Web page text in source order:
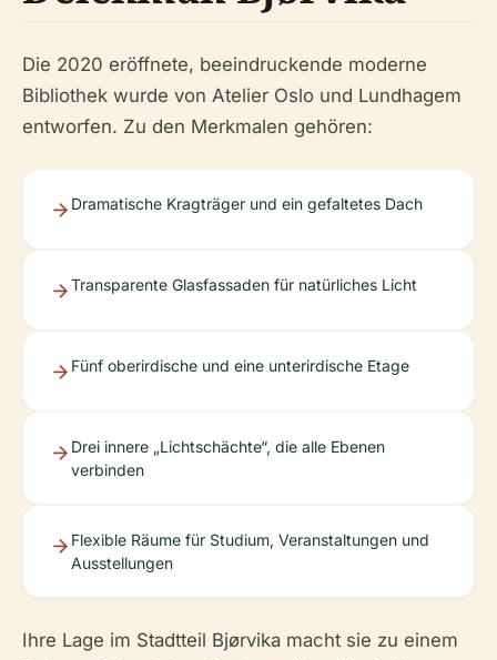
Die 2020 eröffnete, beeindruckende moderne
Bibliothek wurde von Atelier Oslo und Lundhagem
entworfen. Zu den Merkmalen gehören:
Dramatische Kragträger und ein gefaltetes Dach
Transparente Glasfassaden für natürliches Licht
Fünf oberirdische und eine unterirdische Etage
Drei innere „Lichtschächte“, die alle Ebenen
verbinden
Flexible Räume für Studium, Veranstaltungen und
Ausstellungen
Ihre Lage im Stadtteil Bjørvika macht sie zu einem